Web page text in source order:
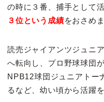
の時に３番、捕手として
３位という成績をおさめま
読売ジャイアンツジュニ
へ転向し、プロ野球球団
NPB12球団ジュニアトー
るなど、幼い頃から活躍